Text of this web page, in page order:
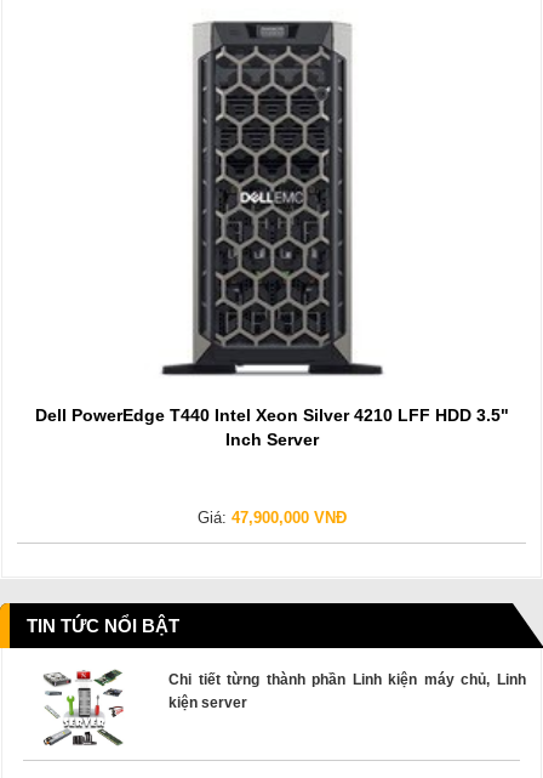
Dell PowerEdge T440 Intel Xeon Silver 4210 LFF HDD 3.5"
Inch Server
Giá: 47,900,000 VNĐ
TIN TỨC NỔI BẬT
Chi tiết từng thành phần Linh kiện máy chủ, Linh
kiện server